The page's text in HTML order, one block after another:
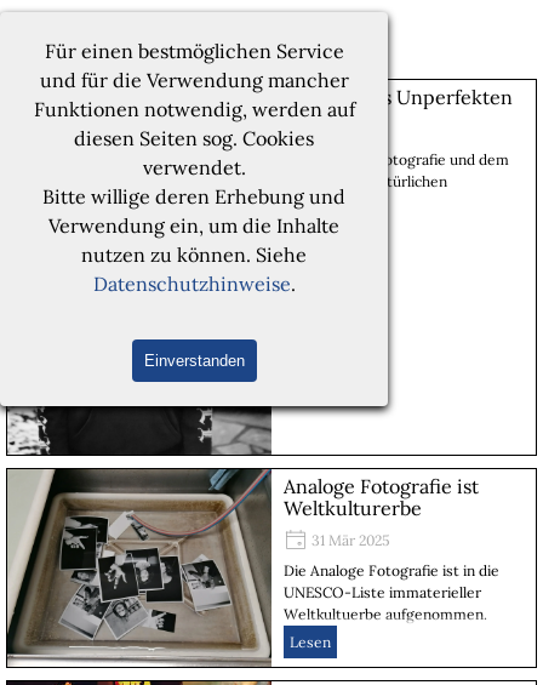
Für einen bestmöglichen Service
und für die Verwendung mancher
Funktionen notwendig, werden auf
diesen Seiten sog. Cookies
verwendet.
Bitte willige deren Erhebung und
Verwendung ein, um die Inhalte
nutzen zu können. Siehe
Datenschutzhinweise.
Einverstanden
Direkt zum Seiteninhalt
Marco Vollmann | FOTOGRAFIE
Charme des Unperfekten
Von analoger Fotografie und dem
Charme des Natürlichen
Lesen
Analoge Fotografie ist
Weltkulturerbe
31 Mär 2025
Die Analoge Fotografie ist in die
UNESCO-Liste immaterieller
Weltkultuerbe aufgenommen.
Lesen